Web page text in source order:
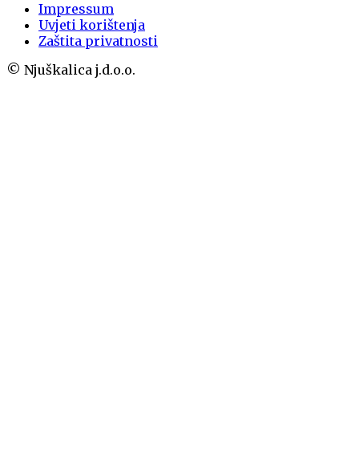
Impressum
Uvjeti korištenja
Zaštita privatnosti
© Njuškalica j.d.o.o.